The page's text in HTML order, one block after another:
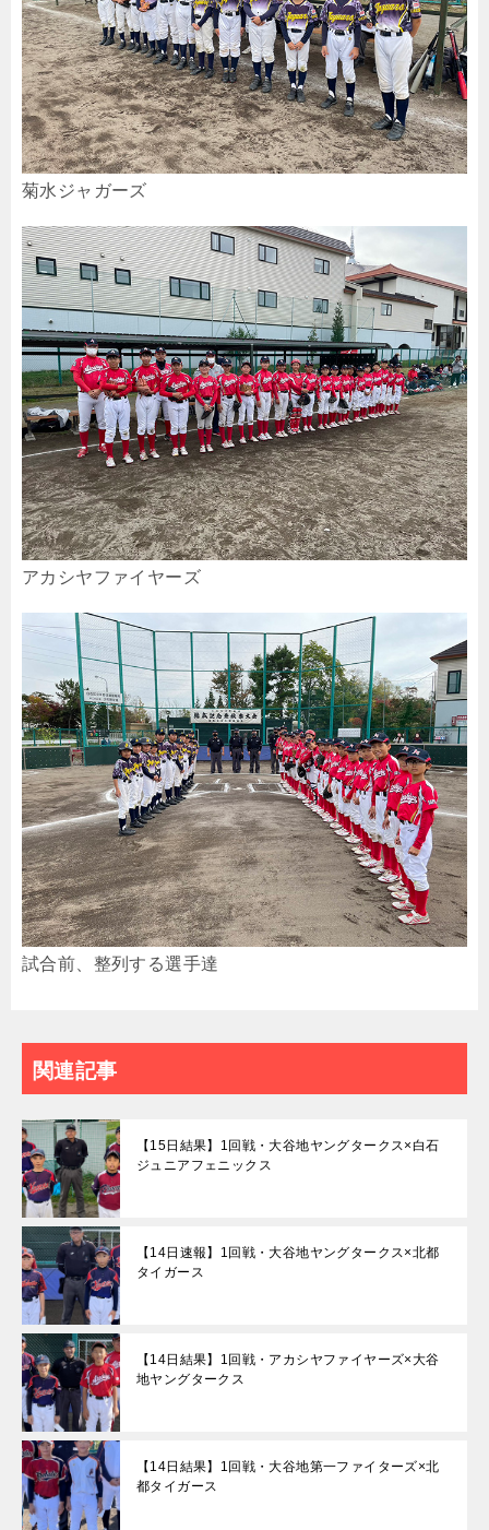
菊水ジャガーズ
アカシヤファイヤーズ
試合前、整列する選手達
関連記事
【15日結果】1回戦・大谷地ヤングタークス×白石
ジュニアフェニックス
【14日速報】1回戦・大谷地ヤングタークス×北都
タイガース
【14日結果】1回戦・アカシヤファイヤーズ×大谷
地ヤングタークス
【14日結果】1回戦・大谷地第一ファイターズ×北
都タイガース